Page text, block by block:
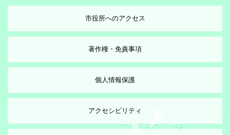
市役所へのアクセス
著作権・免責事項
個人情報保護
アクセシビリティ